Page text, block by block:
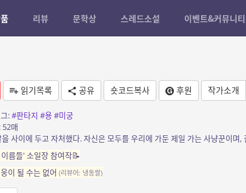
리뷰 문학상 스레드소설 이벤트&커뮤니티
읽기목록 공유 숏코드복사 후원 작가소개
:#판타지 #용#미궁
매
름들' 소일장 참여작📝
이 될 수는 없어 (리뷰어: 냉동쌀)